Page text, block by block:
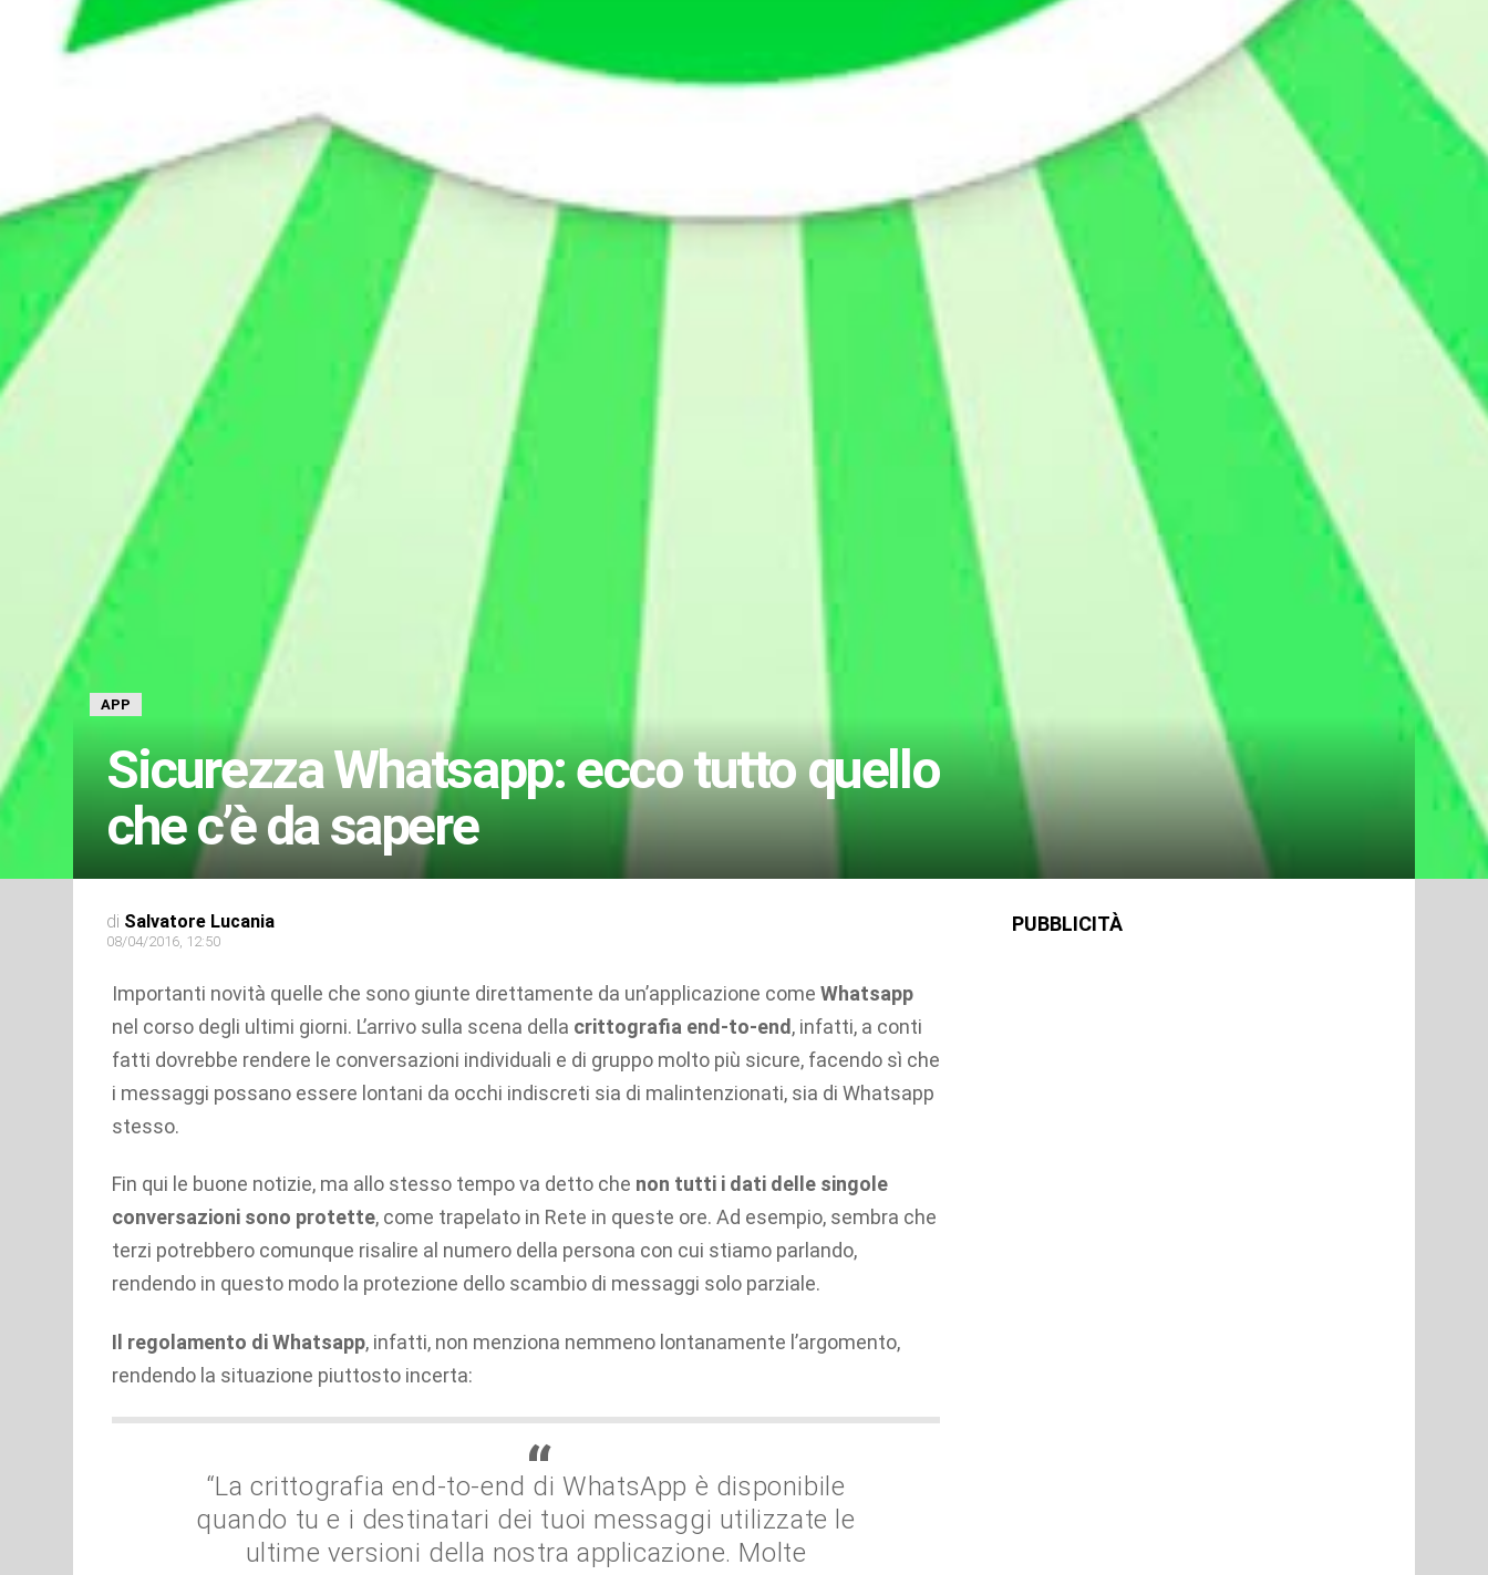
APP
Sicurezza Whatsapp: ecco tutto quello
che c’è da sapere
di Salvatore Lucania
08/04/2016, 12:50
Importanti novità quelle che sono giunte direttamente da un’applicazione come Whatsapp
nel corso degli ultimi giorni. L’arrivo sulla scena della crittografia end-to-end, infatti, a conti
fatti dovrebbe rendere le conversazioni individuali e di gruppo molto più sicure, facendo sì che
i messaggi possano essere lontani da occhi indiscreti sia di malintenzionati, sia di Whatsapp
stesso.
Fin qui le buone notizie, ma allo stesso tempo va detto che non tutti i dati delle singole
conversazioni sono protette, come trapelato in Rete in queste ore. Ad esempio, sembra che
terzi potrebbero comunque risalire al numero della persona con cui stiamo parlando,
rendendo in questo modo la protezione dello scambio di messaggi solo parziale.
Il regolamento di Whatsapp, infatti, non menziona nemmeno lontanamente l’argomento,
rendendo la situazione piuttosto incerta:
“La crittografia end-to-end di WhatsApp è disponibile
quando tu e i destinatari dei tuoi messaggi utilizzate le
ultime versioni della nostra applicazione. Molte
PUBBLICITÀ